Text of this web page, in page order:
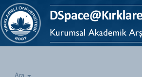
Ara